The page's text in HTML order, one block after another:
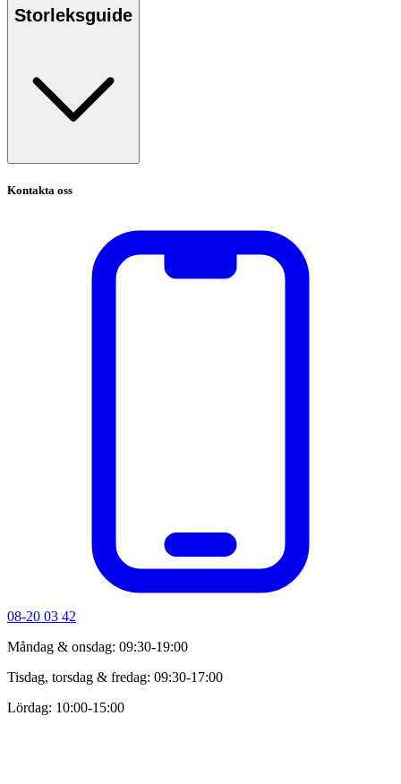
Storleksguide
Kontakta oss
08-20 03 42
Måndag & onsdag: 09:30-19:00
Tisdag, torsdag & fredag: 09:30-17:00
Lördag: 10:00-15:00